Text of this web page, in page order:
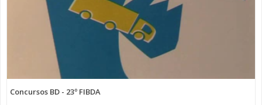
Concursos BD - 23º FIBDA